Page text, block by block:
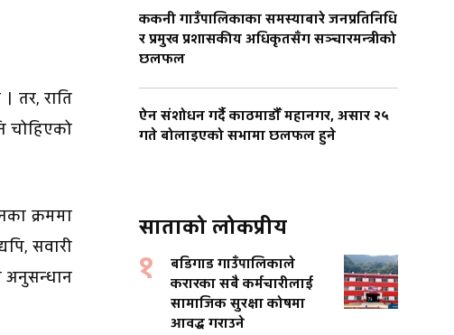
तर, राति
चोहिएको
क्रममा
सवारी
अनुसन्धान
ककनी गाउँपालिकाका समस्याबारे जनप्रतिनिधि
र प्रमुख प्रशासकीय अधिकृतसँग सञ्चारमन्त्रीको
छलफल
ऐन संशोधन गर्दै काठमाडौँ महानगर, असार २५
गते बोलाइएको सभामा छलफल हुने
साताको लोकप्रीय
१
बडिगाड गाउँपालिकाले
करारका सबै कर्मचारीलाई
सामाजिक सुरक्षा कोषमा
आवद्ध गराउने